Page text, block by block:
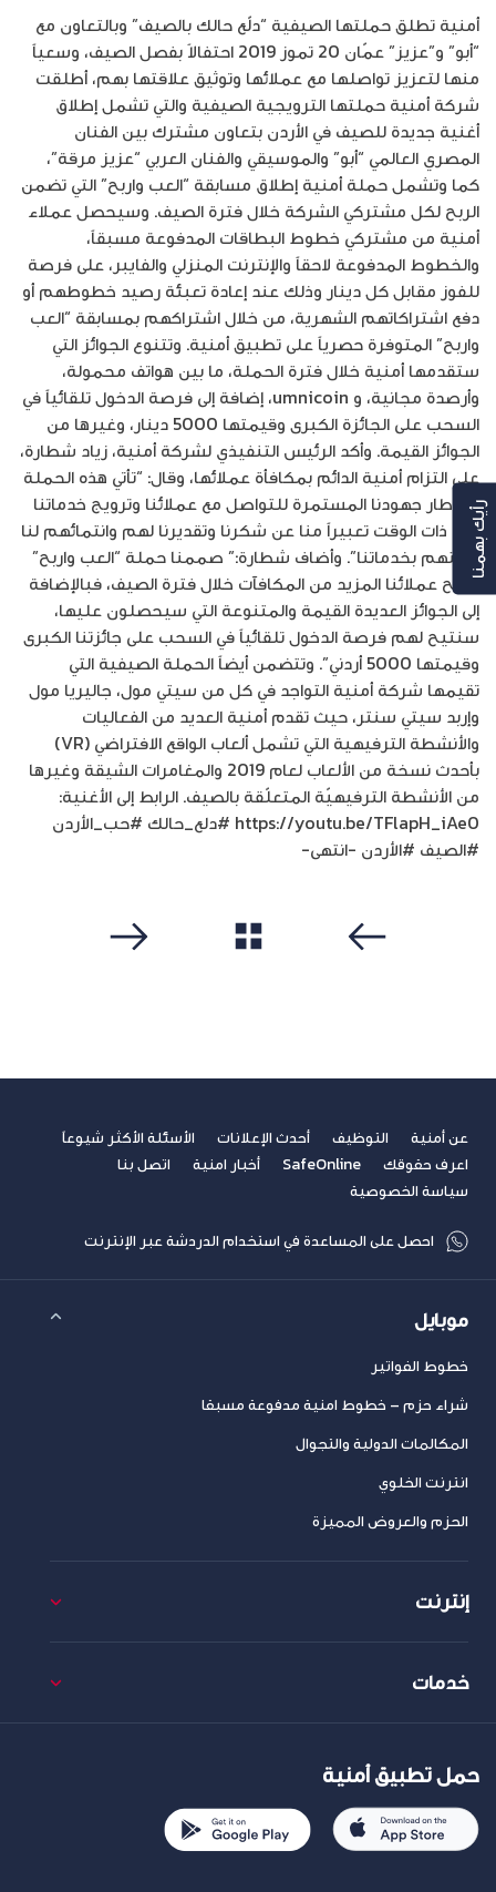
أمنية تطلق حملتها الصيفية “دلّع حالك بالصيف” وبالتعاون مع
“أبو” و”عزيز” عمّان 20 تموز 2019 احتفالاً بفصل الصيف، وسعياً
منها لتعزيز تواصلها مع عملائها وتوثيق علاقتها بهم، أطلقت
شركة أمنية حملتها الترويجية الصيفية والتي تشمل إطلاق
أغنية جديدة للصيف في الأردن بتعاون مشترك بين الفنان
المصري العالمي “أبو” والموسيقي والفنان العربي “عزيز مرقة”،
كما وتشمل حملة أمنية إطلاق مسابقة “العب واربح” التي تضمن
الربح لكل مشتركي الشركة خلال فترة الصيف. وسيحصل عملاء
أمنية من مشتركي خطوط البطاقات المدفوعة مسبقاً،
والخطوط المدفوعة لاحقاً والإنترنت المنزلي والفايبر، على فرصة
للفوز مقابل كل دينار وذلك عند إعادة تعبئة رصيد خطوطهم أو
دفع اشتراكاتهم الشهرية، من خلال اشتراكهم بمسابقة “العب
واربح” المتوفرة حصرياً على تطبيق أمنية. وتتنوع الجوائز التي
ستقدمها أمنية خلال فترة الحملة، ما بين هواتف محمولة،
وأرصدة مجانية، و umnicoin، إضافة إلى فرصة الدخول تلقائياً في
السحب على الجائزة الكبرى وقيمتها 5000 دينار، وغيرها من
الجوائز القيمة. وأكد الرئيس التنفيذي لشركة أمنية، زياد شطارة،
على التزام أمنية الدائم بمكافأة عملائها، وقال: “تأتي هذه الحملة
في إطار جهودنا المستمرة للتواصل مع عملائنا وترويج خدماتنا
وفي ذات الوقت تعبيراً منا عن شكرنا وتقديرنا لهم وانتمائهم لنا
وثقتهم بخدماتنا”. وأضاف شطارة:” صممنا حملة “العب واربح”
لمنح عملائنا المزيد من المكافآت خلال فترة الصيف، فبالإضافة
إلى الجوائز العديدة القيمة والمتنوعة التي سيحصلون عليها،
سنتيح لهم فرصة الدخول تلقائياً في السحب على جائزتنا الكبرى
وقيمتها 5000 أردني”. وتتضمن أيضاً الحملة الصيفية التي
تقيمها شركة أمنية التواجد في كل من سيتي مول، جاليريا مول
وإربد سيتي سنتر، حيث تقدم أمنية العديد من الفعاليات
والأنشطة الترفيهية التي تشمل ألعاب الواقع الافتراضي (VR)
بأحدث نسخة من الألعاب لعام 2019 والمغامرات الشيقة وغيرها
من الأنشطة الترفيهيّة المتعلّقة بالصيف. الرابط إلى الأغنية:
https://youtu.be/TFlapH_iAe0 #دلع_حالك #حب_الأردن
#الصيف #الأردن -انتهى-
عن أمنية التوظيف أحدث الإعلانات
الأسئلة الأكثر شيوعاً
اعرف حقوقك
SafeOnline أخبار امنية
اتصل بنا
سياسة الخصوصية
احصل على المساعدة في استخدام الدردشة عبر الإنترنت
موبايل
خطوط الفواتير
شراء حزم – خطوط امنية مدفوعة مسبقا
المكالمات الدولية والتجوال
انترنت الخلوي
الحزم والعروض المميزة
إنترنت
خدمات
حمل تطبيق أمنية
رأيك بهمنا